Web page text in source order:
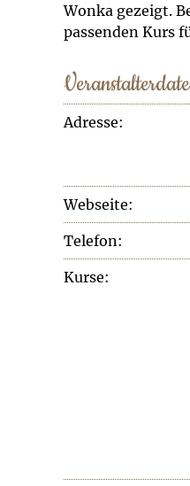
Wonka gezeigt.
passenden Kurs
Adresse:
Webseite:
Telefon:
Kurse: